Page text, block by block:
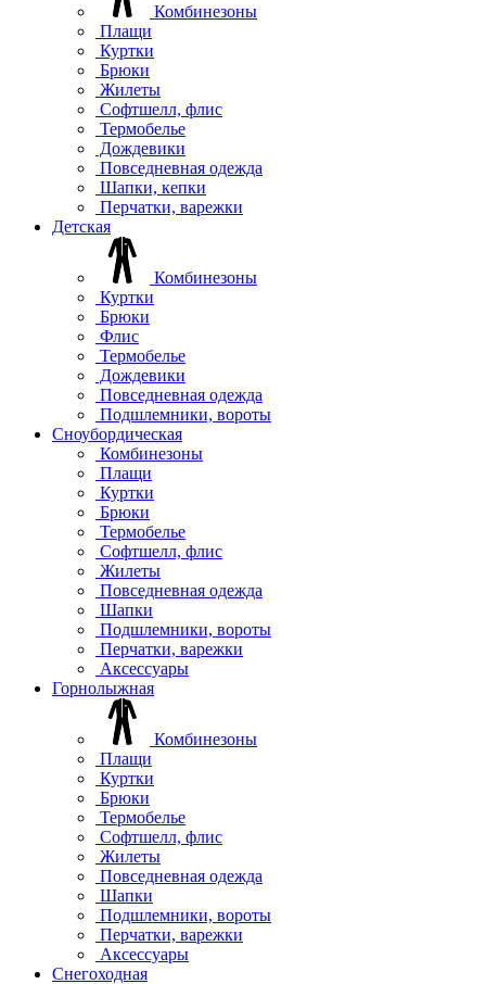
Комбинезоны
Плащи
Куртки
Брюки
Жилеты
Софтшелл, флис
Термобелье
Дождевики
Повседневная одежда
Шапки, кепки
Перчатки, варежки
Детская
Комбинезоны
Куртки
Брюки
Флис
Термобелье
Дождевики
Повседневная одежда
Подшлемники, вороты
Сноубордическая
Комбинезоны
Плащи
Куртки
Брюки
Термобелье
Софтшелл, флис
Жилеты
Повседневная одежда
Шапки
Подшлемники, вороты
Перчатки, варежки
Аксессуары
Горнолыжная
Комбинезоны
Плащи
Куртки
Брюки
Термобелье
Софтшелл, флис
Жилеты
Повседневная одежда
Шапки
Подшлемники, вороты
Перчатки, варежки
Аксессуары
Снегоходная